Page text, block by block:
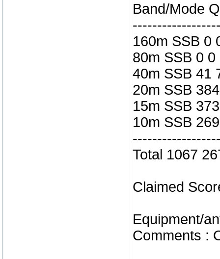
Band/Mode
160m SSB 0
80m SSB 0 0
40m SSB 41
20m SSB
15m SSB
10m SSB
Total 1067
Claimed
Equipment/
Comments :